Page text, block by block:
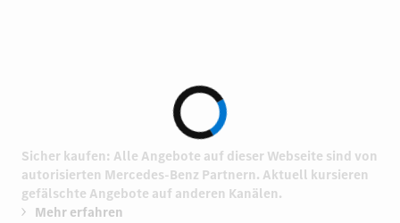
Sicher kaufen: Alle Angebote auf dieser Webseite sind von
autorisierten Mercedes-Benz Partnern. Aktuell kursieren
gefälschte Angebote auf anderen Kanälen.
Mehr erfahren